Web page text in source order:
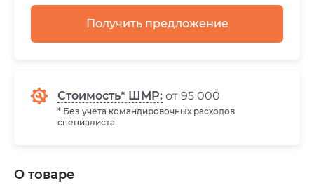
Получить предложение
Стоимость* ШМР: от 95 000
* Без учета командировочных расходов
специалиста
О товаре